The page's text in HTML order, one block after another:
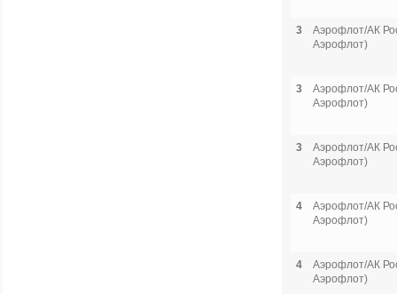
3
Аэрофлот/АК
Аэрофлот)
3
Аэрофлот/АК
Аэрофлот)
3
Аэрофлот/АК
Аэрофлот)
4
Аэрофлот/АК
Аэрофлот)
4
Аэрофлот/АК
Аэрофлот)